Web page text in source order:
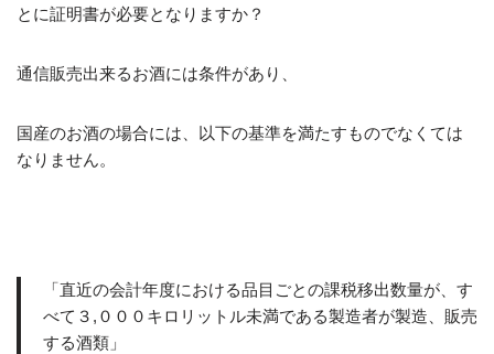
とに証明書が必要となりますか？
通信販売出来るお酒には条件があり、
国産のお酒の場合には、以下の基準を満たすものでなくては
なりません。
「直近の会計年度における品目ごとの課税移出数量が、す
べて３,０００キロリットル未満である製造者が製造、販売
する酒類」